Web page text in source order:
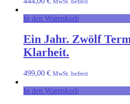
In den Warenkorb
Ein Jahr. Zwölf
Klarheit.
499,00 € MwSt. befreit
In den Warenkorb